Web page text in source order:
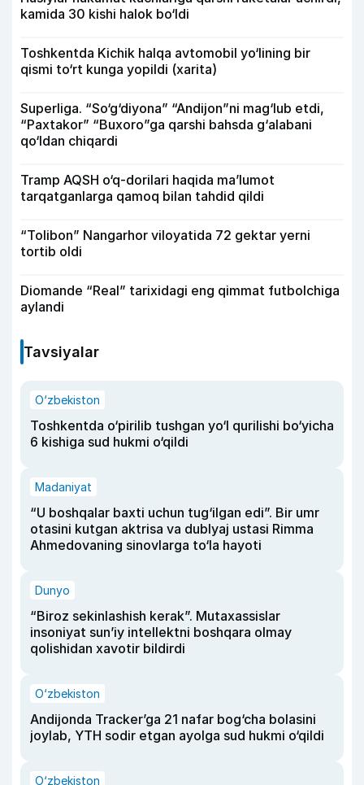
kamida 30 kishi halok bo‘ldi
Toshkentda Kichik halqa avtomobil yo‘lining bir
qismi to‘rt kunga yopildi (xarita)
Superliga. “So‘g‘diyona” “Andijon”ni mag‘lub etdi,
“Paxtakor” “Buxoro”ga qarshi bahsda g‘alabani
qo‘ldan chiqardi
Tramp AQSH o‘q-dorilari haqida ma’lumot
tarqatganlarga qamoq bilan tahdid qildi
“Tolibon” Nangarhor viloyatida 72 gektar yerni
tortib oldi
Diomande “Real” tarixidagi eng qimmat futbolchiga
aylandi
Tavsiyalar
O‘zbekiston
Toshkentda o‘pirilib tushgan yo‘l qurilishi bo‘yicha
6 kishiga sud hukmi o‘qildi
Madaniyat
“U boshqalar baxti uchun tug‘ilgan edi”. Bir umr
otasini kutgan aktrisa va dublyaj ustasi Rimma
Ahmedovaning sinovlarga to‘la hayoti
Dunyo
“Biroz sekinlashish kerak”. Mutaxassislar
insoniyat sun’iy intellektni boshqara olmay
qolishidan xavotir bildirdi
O‘zbekiston
Andijonda Tracker’ga 21 nafar bog‘cha bolasini
joylab, YTH sodir etgan ayolga sud hukmi o‘qildi
O‘zbekiston